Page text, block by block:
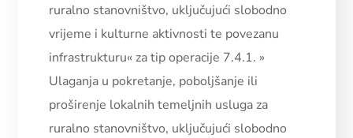
ruralno stanovništvo, uključujući slobodno
vrijeme i kulturne aktivnosti te povezanu
infrastrukturu« za tip operacije 7.4.1. »
Ulaganja u pokretanje, poboljšanje ili
proširenje lokalnih temeljnih usluga za
ruralno stanovništvo, uključujući slobodno